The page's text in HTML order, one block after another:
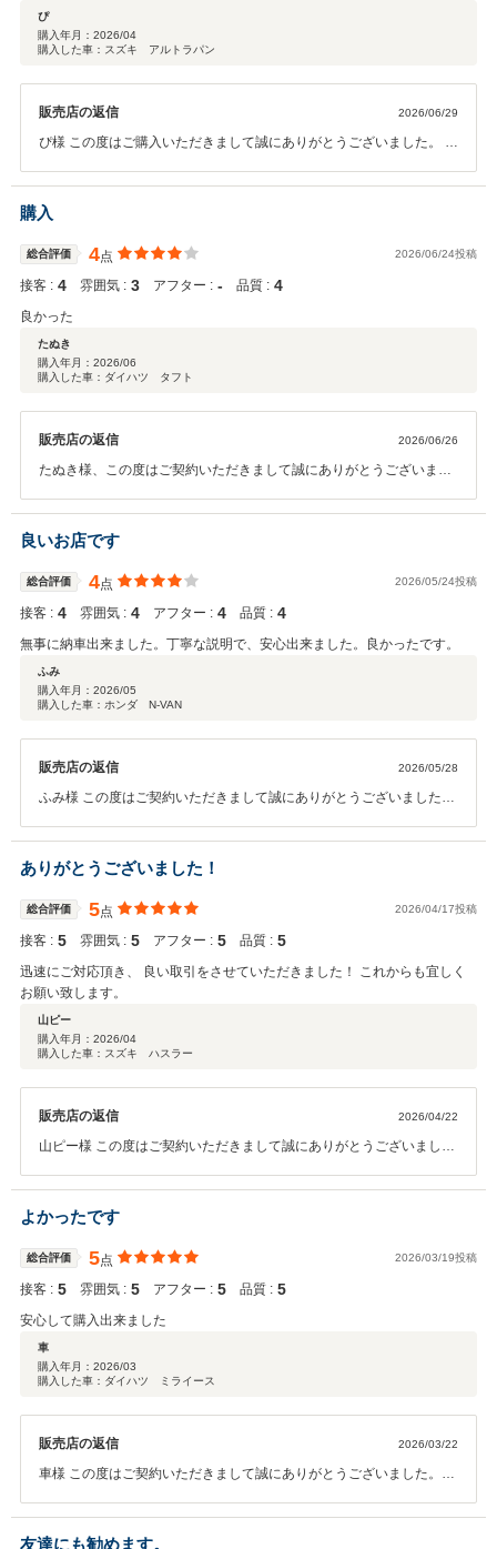
ぴ
購入年月： 2026/04
購入した車：スズキ アルトラパン
販売店の返信 2026/06/29
ぴ様 この度はご購入いただきまして誠にありがとうございました。 今
おります。何かお困りの際はぜひお気軽にお立ち寄りください。 今後
とも、どうぞ宜しくお願い致します。
購入
総合評価 4点 2026/06/24投稿
接客 : 4 雰囲気 : 3 アフター : ‐ 品質 : 4
良かった
たぬき
購入年月： 2026/06
購入した車：ダイハツ タフト
販売店の返信 2026/06/26
たぬき様、この度はご契約いただきまして誠にありがとうございまし
をいただきまして、社員一同心から感謝しております 何かお困りの際
はぜひお気軽にお立ち寄りください 今後とも、どうぞ宜しくお願い致
します
良いお店です
総合評価 4点 2026/05/24投稿
接客 : 4 雰囲気 : 4 アフター : 4 品質 : 4
無事に納車出来ました。丁寧な説明で、安心出来ました。良かったです。
ふみ
購入年月： 2026/05
購入した車：ホンダ N-VAN
販売店の返信 2026/05/28
ふみ様 この度はご契約いただきまして誠にありがとうございました。
いただきまして、社員一同心から感謝しております。何かお困りの際
はぜひお気軽にお立ち寄りください。 今後とも、どうぞ宜しくお願い
致します。
ありがとうございました！
総合評価 5点 2026/04/17投稿
接客 : 5 雰囲気 : 5 アフター : 5 品質 : 5
迅速にご対応頂き、 良い取引をさせていただきました！ これからも宜しく
お願い致します。
山ピー
購入年月： 2026/04
購入した車：スズキ ハスラー
販売店の返信 2026/04/22
山ピー様 この度はご契約いただきまして誠にありがとうございまし
価をいただきまして、社員一同心から感謝しております。 何かお困り
の際はぜひお気軽にお立ち寄りください。 今後とも、どうぞ宜しくお
願い致します。
よかったです
総合評価 5点 2026/03/19投稿
接客 : 5 雰囲気 : 5 アフター : 5 品質 : 5
安心して購入出来ました
車
購入年月： 2026/03
購入した車：ダイハツ ミライース
販売店の返信 2026/03/22
車様 この度はご契約いただきまして誠にありがとうございました。そ
ただきまして、社員一同心から感謝しております。何かお困りの際は
ぜひお気軽にお立ち寄りください。今後とも、どうぞ宜しくお願い致
友達にも勧めます。